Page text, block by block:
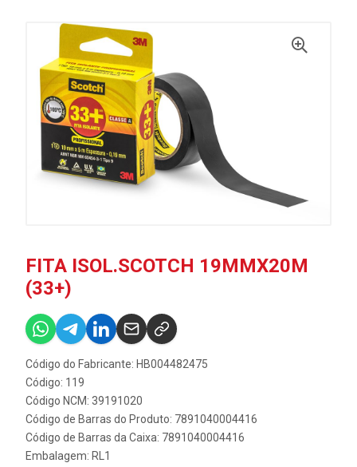
FITA ISOL.SCOTCH 19MMX20M
(33+)
Código do Fabricante: HB004482475
Código: 119
Código NCM: 39191020
Código de Barras do Produto: 7891040004416
Código de Barras da Caixa: 7891040004416
Embalagem: RL1